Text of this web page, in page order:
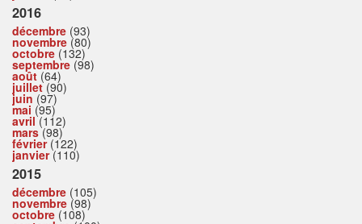
2016
décembre (93)
novembre (80)
octobre (132)
septembre (98)
août (64)
juillet(90)
juin (97)
mai (95)
avril(112)
mars(98)
février(122)
janvier(110)
2015
décembre (105)
novembre (98)
octobre (108)